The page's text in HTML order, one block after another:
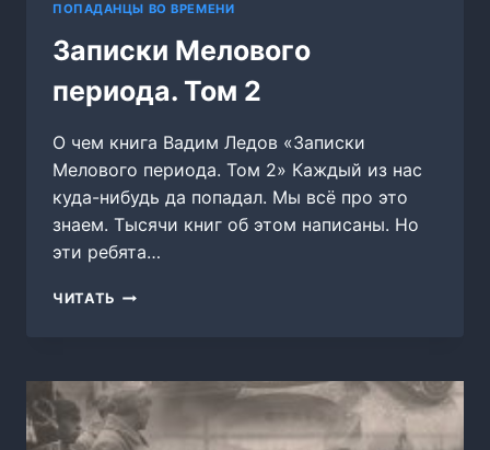
ПОПАДАНЦЫ ВО ВРЕМЕНИ
Записки Мелового
периода. Том 2
О чем книга Вадим Ледов «Записки
Мелового периода. Том 2» Каждый из нас
куда-нибудь да попадал. Мы всё про это
знаем. Тысячи книг об этом написаны. Но
эти ребята…
ЧИТАТЬ ЗАПИСКИ
2